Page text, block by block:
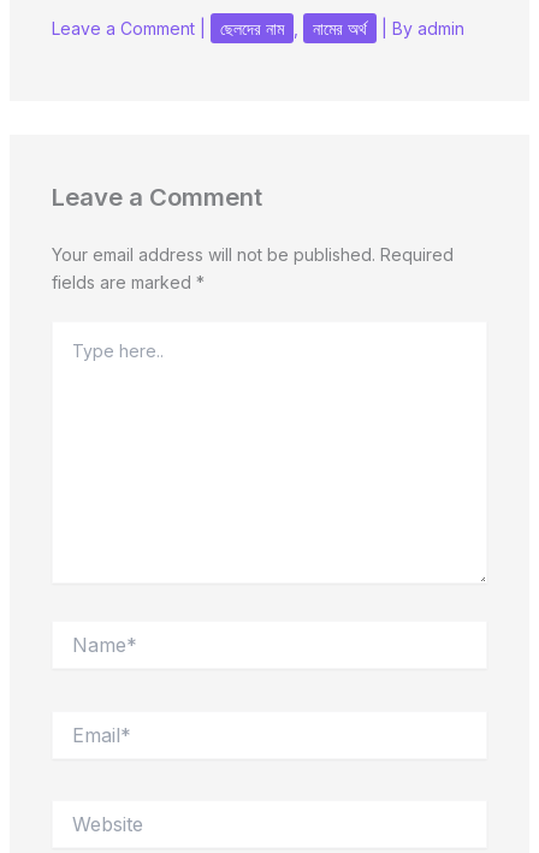
Leave a Comment ছেলদের নাম নামের অর্থ | By admin
Leave a Comment
Your email address will not be published. Required
fields are marked *
here..